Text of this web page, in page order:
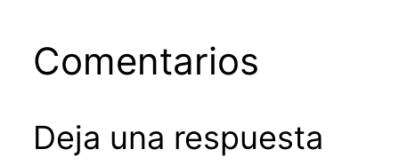
Comentarios
Deja una respuesta